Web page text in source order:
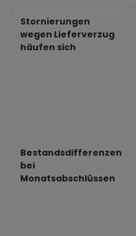
Stornierungen
wegen Lieferverzug
häufen sich
Bestandsdifferenzen
bei
Monatsabschlüssen